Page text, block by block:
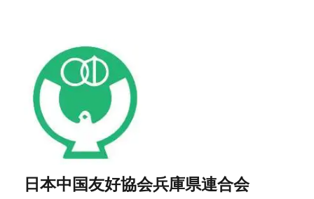
日本中国友好協会兵庫県連合会